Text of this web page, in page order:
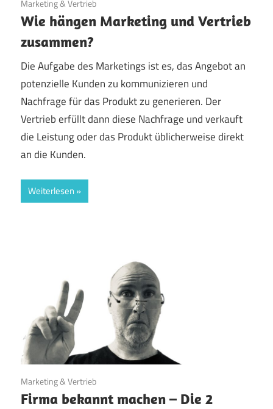
28. Februar 2023
Marketing & Vertrieb
Wie hängen Marketing und Vertrieb
zusammen?
Die Aufgabe des Marketings ist es, das Angebot an
potenzielle Kunden zu kommunizieren und
Nachfrage für das Produkt zu generieren. Der
Vertrieb erfüllt dann diese Nachfrage und verkauft
die Leistung oder das Produkt üblicherweise direkt
an die Kunden.
Weiterlesen
26. Januar 2023
Marketing & Vertrieb
Firma bekannt machen – Die 2